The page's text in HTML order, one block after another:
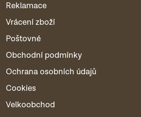
Reklamace
Vrácení zboží
Poštovné
Obchodní podmínky
Ochrana osobních údajů
Cookies
Velkoobchod